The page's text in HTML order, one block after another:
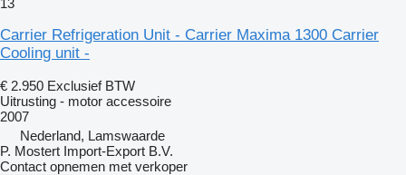
13
Carrier Refrigeration Unit - Carrier Maxima 1300 Carrier
Cooling unit -
€ 2.950 Exclusief BTW
Uitrusting - motor accessoire
2007
Nederland, Lamswaarde
P. Mostert Import-Export B.V.
Contact opnemen met verkoper